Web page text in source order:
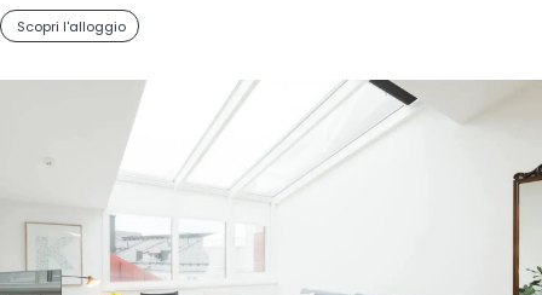
Scopri l'alloggio